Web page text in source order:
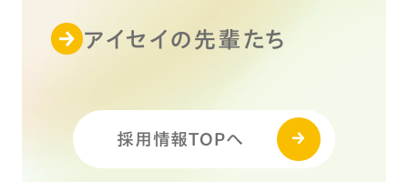
アイセイの先輩たち
採用情報TOPへ